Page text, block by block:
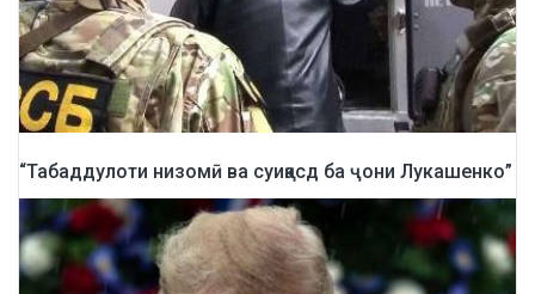
“Табаддулоти низомӣ ва суиқасд ба ҷони Лукашенко”